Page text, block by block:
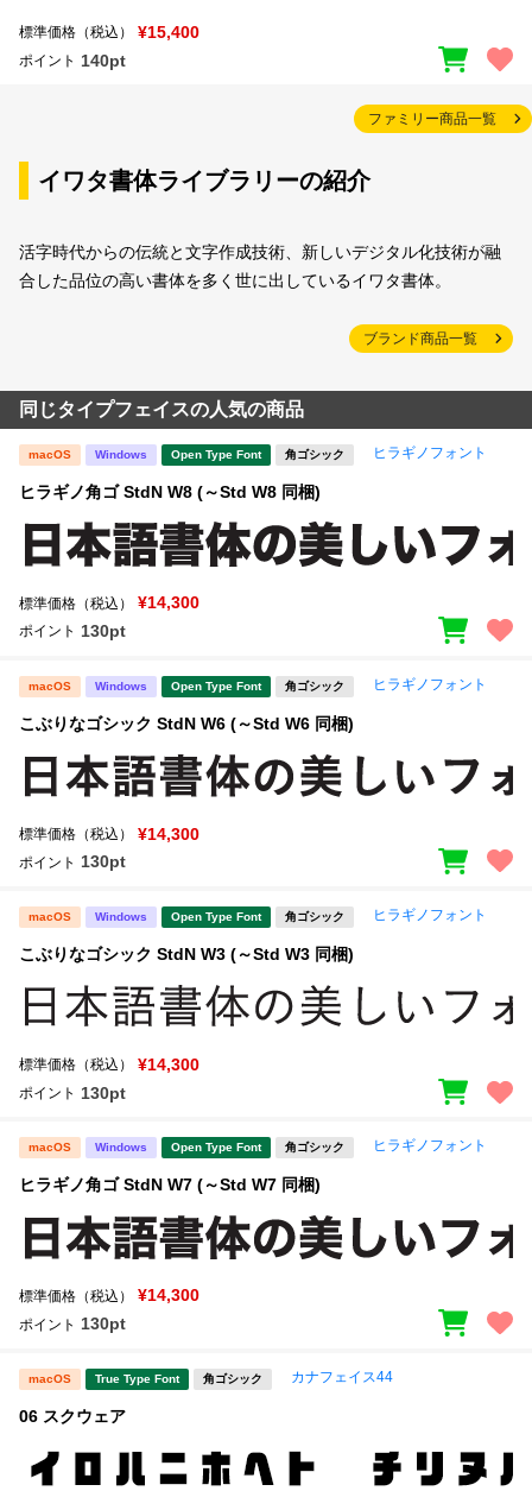
標準価格（税込） ¥15,400
ポイント 140pt
ファミリー商品一覧
イワタ書体ライブラリーの紹介
活字時代からの伝統と文字作成技術、新しいデジタル化技術が融
合した品位の高い書体を多く世に出しているイワタ書体。
ブランド商品一覧
同じタイプフェイスの人気の商品
macOS Windows Open Type Font 角ゴシック ヒラギノフォント
ヒラギノ角ゴ StdN W8 (～Std W8 同梱)
標準価格（税込） ¥14,300
ポイント 130pt
macOS Windows Open Type Font 角ゴシック ヒラギノフォント
こぶりなゴシック StdN W6 (～Std W6 同梱)
標準価格（税込） ¥14,300
ポイント 130pt
macOS Windows Open Type Font 角ゴシック ヒラギノフォント
こぶりなゴシック StdN W3 (～Std W3 同梱)
標準価格（税込） ¥14,300
ポイント 130pt
macOS Windows Open Type Font 角ゴシック ヒラギノフォント
ヒラギノ角ゴ StdN W7 (～Std W7 同梱)
標準価格（税込） ¥14,300
ポイント 130pt
macOS True Type Font 角ゴシック カナフェイス44
06 スクウェア